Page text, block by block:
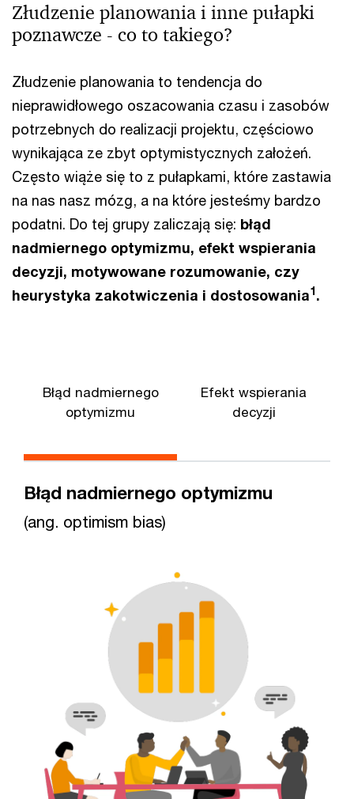
Złudzenie planowania i inne pułapki
poznawcze - co to takiego?
Złudzenie planowania to tendencja do
nieprawidłowego oszacowania czasu i zasobów
potrzebnych do realizacji projektu, częściowo
wynikająca ze zbyt optymistycznych założeń.
Często wiąże się to z pułapkami, które zastawia
na nas nasz mózg, a na które jesteśmy bardzo
podatni. Do tej grupy zaliczają się: błąd
nadmiernego optymizmu, efekt wspierania
decyzji, motywowane rozumowanie, czy
heurystyka zakotwiczenia i dostosowania1.
Błąd nadmiernego
optymizmu
Efekt wspierania
decyzji
Błąd nadmiernego optymizmu
(ang. optimism bias)